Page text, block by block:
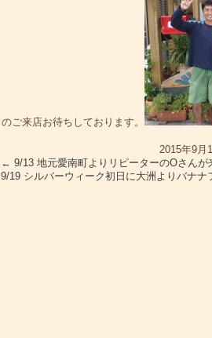
のご来店お待ちしております。
2015年9月
← 9/13 地元愛南町よりリピーターのOさんが
9/19 シルバーウィーク初日に大洲よりバナ